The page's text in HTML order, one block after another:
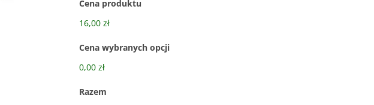
Cena produktu
16,00 zł
Cena wybranych opcji
0,00 zł
Razem